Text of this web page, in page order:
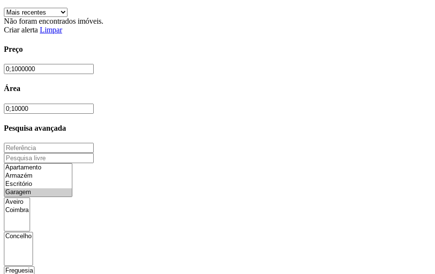
Não foram encontrados imóveis.
Criar alerta Limpar
Preço
Área
Pesquisa avançada